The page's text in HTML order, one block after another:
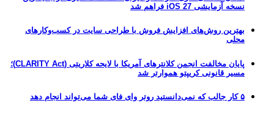
نسخه آزمایشی iOS 27 فراهم شد
بهترین روش‌های افزایش فروش با طراحی سایت در کسب‌وکارهای
محلی
پایان مخالفت انجمن کلانترهای آمریکا با لایحه کلاریتی (CLARITY Act)؛
مسیر قانونی کریپتو هموارتر شد
۵ کار جالب که نمی‌دانستید روتر وای فای شما می‌تواند انجام دهد